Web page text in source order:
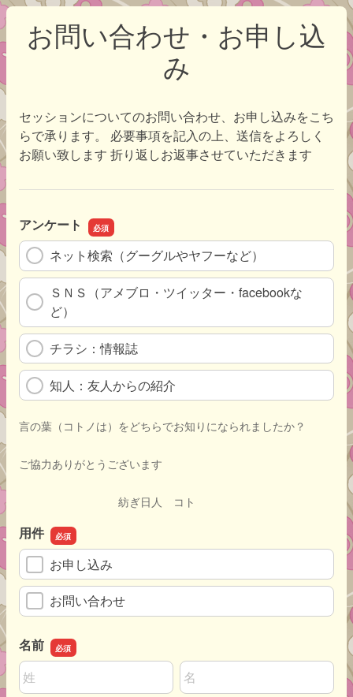
お問い合わせ・お申し込
み
セッションについてのお問い合わせ、お申し込みをこち
らで承ります。 必要事項を記入の上、送信をよろしく
お願い致します 折り返しお返事させていただきます
アンケート
ネット検索（グーグルやヤフーなど）
ＳＮＳ（アメブロ・ツイッター・facebookな
ど）
チラシ：情報誌
知人：友人からの紹介
言の葉（コトノは）をどちらでお知りになられましたか？
ご協力ありがとうございます
紡ぎ日人 コト
用件
お申し込み
お問い合わせ
名前
名前の姓
名前の名